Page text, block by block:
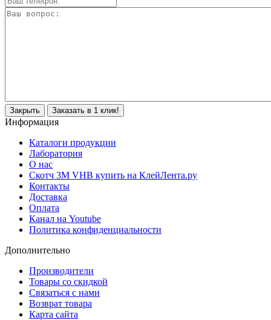
Закрыть Заказать в 1 клик!
Информация
Каталоги продукции
Лаборатория
О нас
Скотч 3M VHB купить на КлейЛента.ру
Контакты
Доставка
Оплата
Канал на Youtube
Политика конфиденциальности
Дополнительно
Производители
Товары со скидкой
Связаться с нами
Возврат товара
Карта сайта